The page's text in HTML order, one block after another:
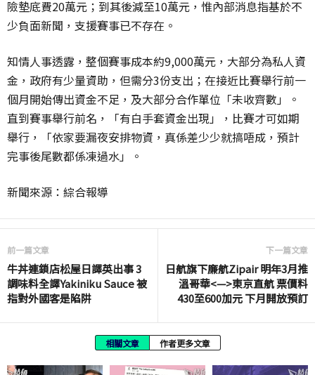
險墊底費20萬元；到其後減至10萬元，惟內部消息指基於不
少負面新聞，支援賽事已不存在。
知情人事透露，整個賽事成本約9,000萬元，大部分為私人資
金，政府有少量資助，但需分3份支出；在接近比賽舉行前一
個月開始傳出資金不足，及大部分合作單位「未收齊數」。
直到賽事舉行前名，「有白手套資金出現」，比賽才可如期
舉行，「依家要漏夜安排物資，真係差少少就搞唔成，預計
完事後尾數都係凍過水」。
新聞來源：綜合報導
前一篇文章
牛丼連鎖店松屋日譯英出事 3
調味料全譯Yakiniku Sauce 被
指對外國客是陷阱
下一篇文章
日航旗下廉航Zipair 明年3月推
溫哥華<—>東京直航 票價料
430至600加元 下月開放預訂
相關文章 作者更多文章